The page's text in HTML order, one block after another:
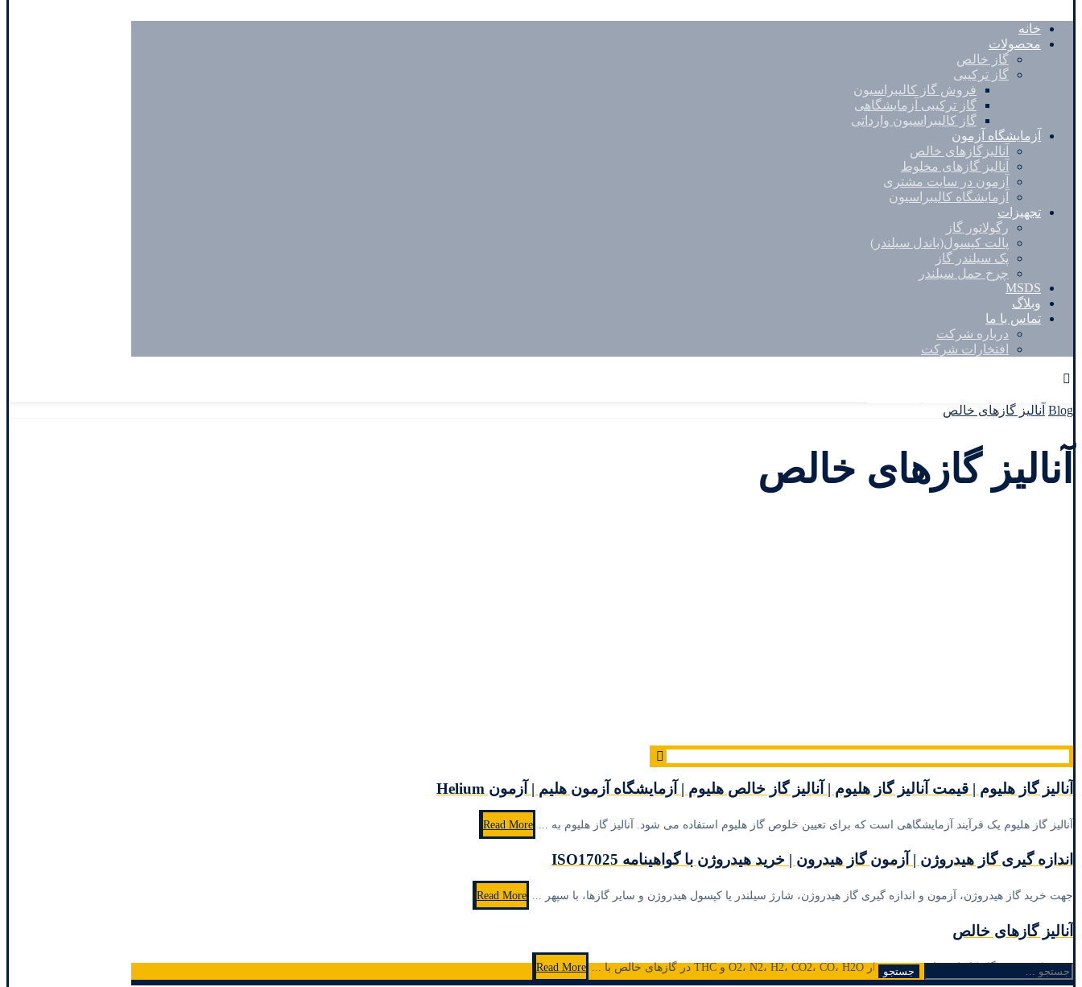
خانه
محصولات
گاز خالص
گاز ترکیبی
فروش گاز کالیبراسیون
گاز ترکیبی آزمایشگاهی
گاز کالیبراسیون وارداتی
آزمایشگاه آزمون
آنالیزگازهای خالص
آنالیز گازهای مخلوط
آزمون در سایت مشتری
آزمایشگاه کالیبراسیون
تجهیزات
رگولاتور گاز
پالت کپسول(باندل سیلندر)
پک سیلندر گاز
چرخ حمل سیلندر
MSDS
وبلاگ
تماس با ما
درباره شرکت
افتخارات شرکت
Blog آنالیز گازهای خالص
آنالیز گازهای خالص
آنالیز گاز هلیوم | قیمت آنالیز گاز هلیوم | آنالیز گاز خالص هلیوم | آزمایشگاه آزمون هلیم | آزمون Helium
آنالیز گاز هلیوم یک فرآیند آزمایشگاهی است که برای تعیین خلوص گاز هلیوم استفاده می شود. آنالیز گاز هلیوم به ... Read More
اندازه گیری گاز هیدروژن | آزمون گاز هیدرون | خرید هیدروژن با گواهینامه ISO17025
جهت خرید گاز هیدروژن، آزمون و اندازه گیری گاز هیدروژن، شارژ سیلندر یا کپسول هیدروژن و سایر گازها، با سپهر ... Read More
آنالیز گازهای خالص
در شرکت سپهر گاز کاویان برای تعیین مقدار O2، N2، H2، CO2، CO، H2O و THC در گازهای خالص با ... Read More
جستجو